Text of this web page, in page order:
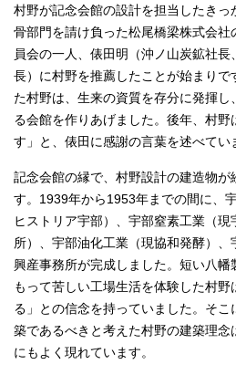
村野が記念会館の設計を担当したきっ
骨部門を請け負った松尾橋梁株式会
員会の一人、俵田明（沖ノ山炭鉱社
長）に村野を推薦したことが始まり
た村野は、生来の資質を存分に発揮
る会館を作りあげました。後年、村
す」と、俵田に感謝の言葉を述べてい
記念会館の縁で、村野設計の建造物が
す。1939年から1953年までの間に、
ヒストリア宇部）、宇部窒素工業（
所）、宇部油化工業（現協和発酵）
興産事務所が完成しました。短い八幡
もって苦しい工場生活を体験した村
る」との信念を持っていました。そ
築であるべきと考えた村野の建築理
にもよく現れています。